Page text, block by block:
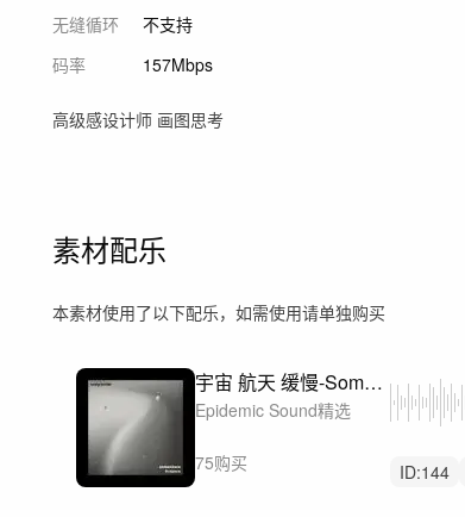
无缝循环
不支持
码率
157Mbps
高级感设计师 画图思考
素材配乐
本素材使用了以下配乐，如需使用请单独购买
宇宙 航天 缓慢-Somewhere in Space
Epidemic Sound精选
75购买 ID:144